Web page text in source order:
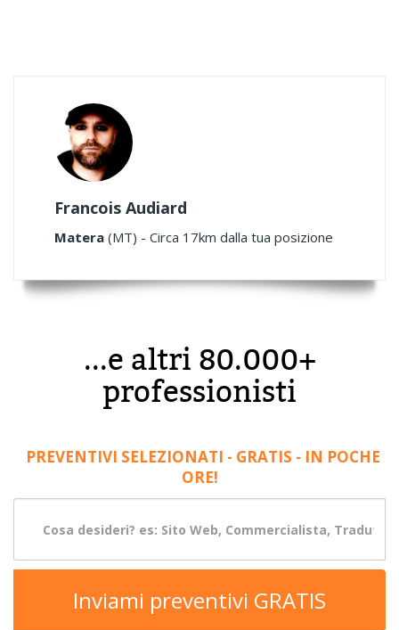
Francois Audiard
Matera (MT) - Circa 17km dalla tua posizione
...e altri 80.000+
professionisti
PREVENTIVI SELEZIONATI - GRATIS - IN POCHE
ORE!
Inviami preventivi GRATIS